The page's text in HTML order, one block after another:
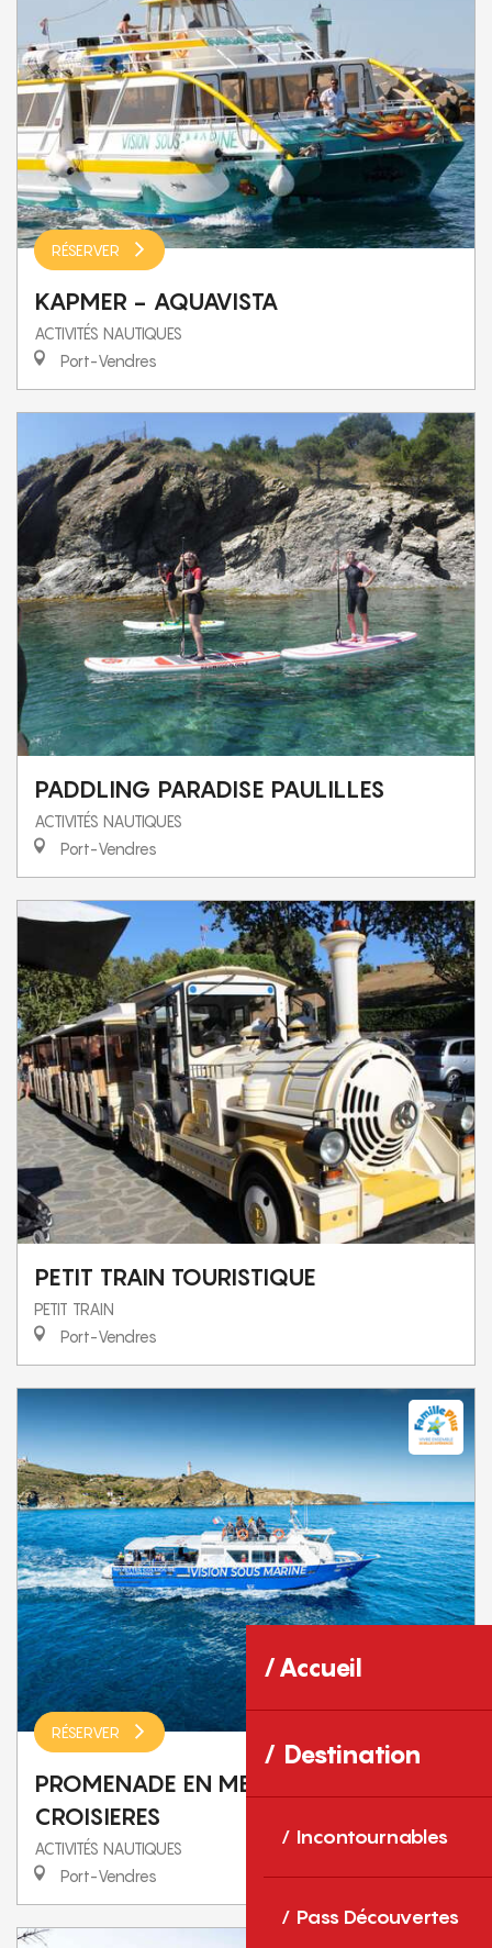
Accueil
Destination
Incontournables
Pass Découvertes
RÉSERVER
KAPMER - AQUAVISTA
ACTIVITÉS NAUTIQUES
Port-Vendres
PADDLING PARADISE PAULILLES
ACTIVITÉS NAUTIQUES
Port-Vendres
PETIT TRAIN TOURISTIQUE
PETIT TRAIN
Port-Vendres
RÉSERVER
PROMENADE EN MER ROUSSILLON
CROISIERES
ACTIVITÉS NAUTIQUES
Port-Vendres